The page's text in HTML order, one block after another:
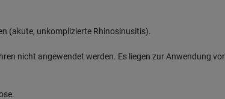
(akute, unkomplizierte Rhinosinusitis).
nicht angewendet werden. Es liegen zur Anwendung